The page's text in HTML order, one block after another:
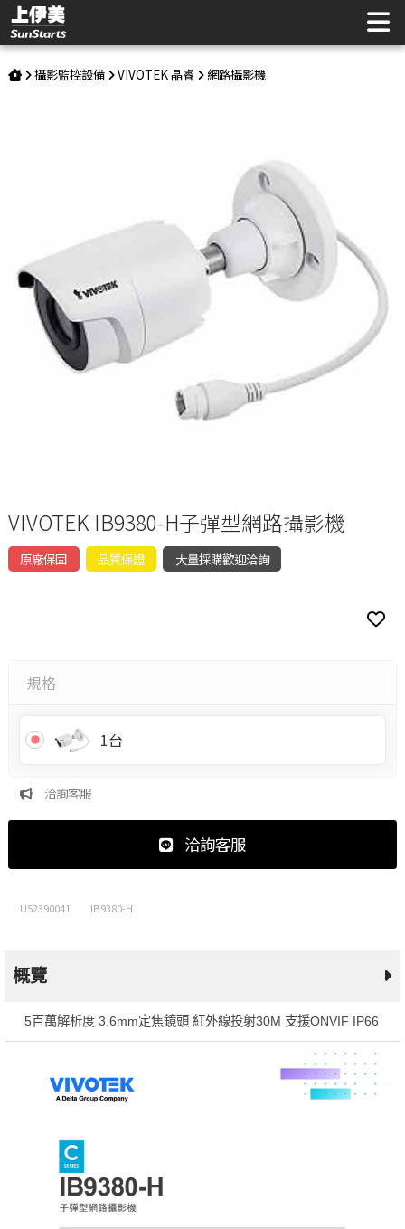
VIVOTEK IB9380-H子彈型網路攝影機 | 上伊美辦公用品網
攝影監控設備 VIVOTEK 晶睿 網路攝影機
VIVOTEK IB9380-H子彈型網路攝影機
原廠保固 品質保證 大量採購歡迎洽詢
規格
1台
洽詢客服
洽詢客服
U52390041 IB9380-H
概覽
5百萬解析度 3.6mm定焦鏡頭 紅外線投射30M 支援ONVIF IP66